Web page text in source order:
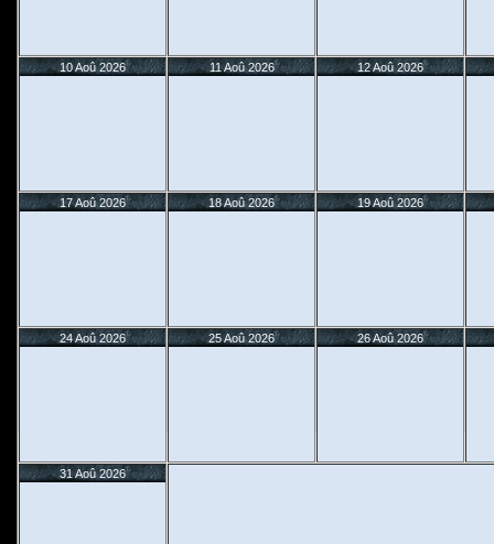
10 Aoû 2026 11 Aoû 2026 12 Aoû 2026
17 Aoû 2026 18 Aoû 2026 19 Aoû 2026
24 Aoû 2026 25 Aoû 2026 26 Aoû 2026
31 Aoû 2026